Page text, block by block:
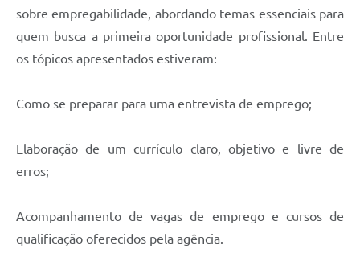
sobre empregabilidade, abordando temas essenciais para
quem busca a primeira oportunidade profissional. Entre
os tópicos apresentados estiveram:
Como se preparar para uma entrevista de emprego;
Elaboração de um currículo claro, objetivo e livre de
erros;
Acompanhamento de vagas de emprego e cursos de
qualificação oferecidos pela agência.